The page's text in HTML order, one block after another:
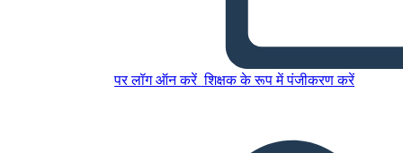
पर लॉग ऑन करें शिक्षक के रूप में पंजीकरण करें
इस स्टोरीबोर्ड को कॉपी करें